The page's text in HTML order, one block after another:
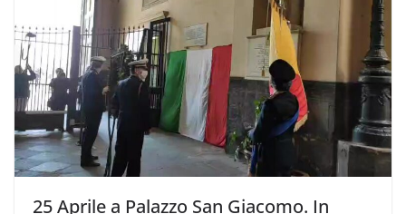
25 Aprile a Palazzo San Giacomo. In